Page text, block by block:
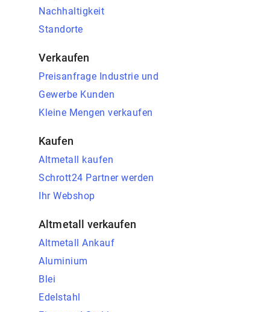
Nachhaltigkeit
Standorte
Verkaufen
Preisanfrage Industrie und
Gewerbe Kunden
Kleine Mengen verkaufen
Kaufen
Altmetall kaufen
Schrott24 Partner werden
Ihr Webshop
Altmetall verkaufen
Altmetall Ankauf
Aluminium
Blei
Edelstahl